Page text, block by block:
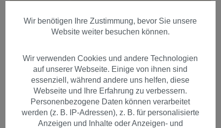
Bob & Bubikopf
Cosplay
Beach Waves
Beehive
Blunt Cut
Wir benötigen Ihre Zustimmung, bevor Sie unsere
Website weiter besuchen können.
Wir verwenden Cookies und andere Technologien
auf unserer Webseite. Einige von ihnen sind
essenziell, während andere uns helfen, diese
Webseite und Ihre Erfahrung zu verbessern.
Personenbezogene Daten können verarbeitet
werden (z. B. IP-Adressen), z. B. für personalisierte
Anzeigen und Inhalte oder Anzeigen- und